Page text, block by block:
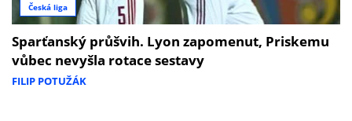
Česká liga
Sparťanský průšvih. Lyon zapomenut, Priskemu
vůbec nevyšla rotace sestavy
FILIP POTUŽÁK